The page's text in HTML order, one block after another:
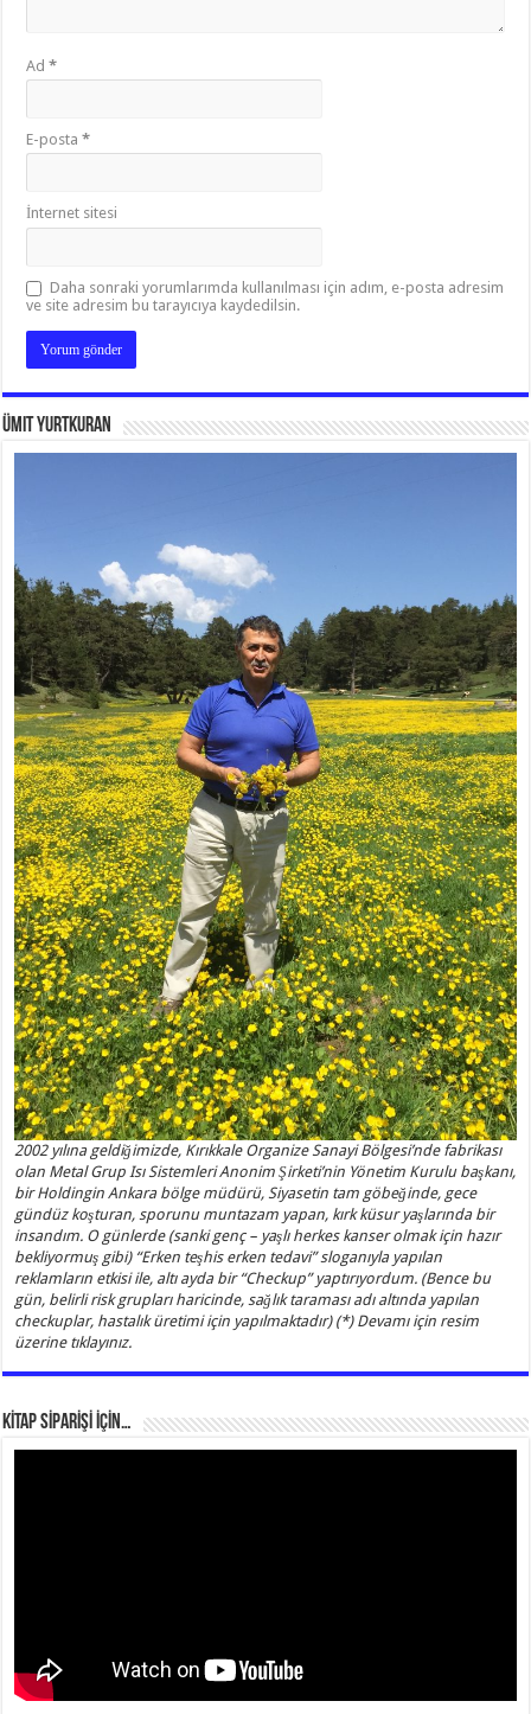
Ad*
E-posta*
İnternet sitesi
Daha sonraki yorumlarımda kullanılması için adım, e-posta adresim
ve site adresim bu tarayıcıya kaydedilsin.
Ümit Yurtkuran
2002 yılına geldiğimizde, Kırıkkale Organize Sanayi Bölgesi’nde fabrikası
olan Metal Grup Isı Sistemleri Anonim Şirketi’nin Yönetim Kurulu başkanı,
bir Holdingin Ankara bölge müdürü, Siyasetin tam göbeğinde, gece
gündüz koşturan, sporunu muntazam yapan, kırk küsur yaşlarında bir
insandım. O günlerde (sanki genç – yaşlı herkes kanser olmak için hazır
bekliyormuş gibi) “Erken teşhis erken tedavi” sloganıyla yapılan
reklamların etkisi ile, altı ayda bir “Checkup” yaptırıyordum. (Bence bu
gün, belirli risk grupları haricinde, sağlık taraması adı altında yapılan
checkuplar, hastalık üretimi için yapılmaktadır) (*) Devamı için resim
üzerine tıklayınız.
KİTAP SİPARİŞİ İÇİN…